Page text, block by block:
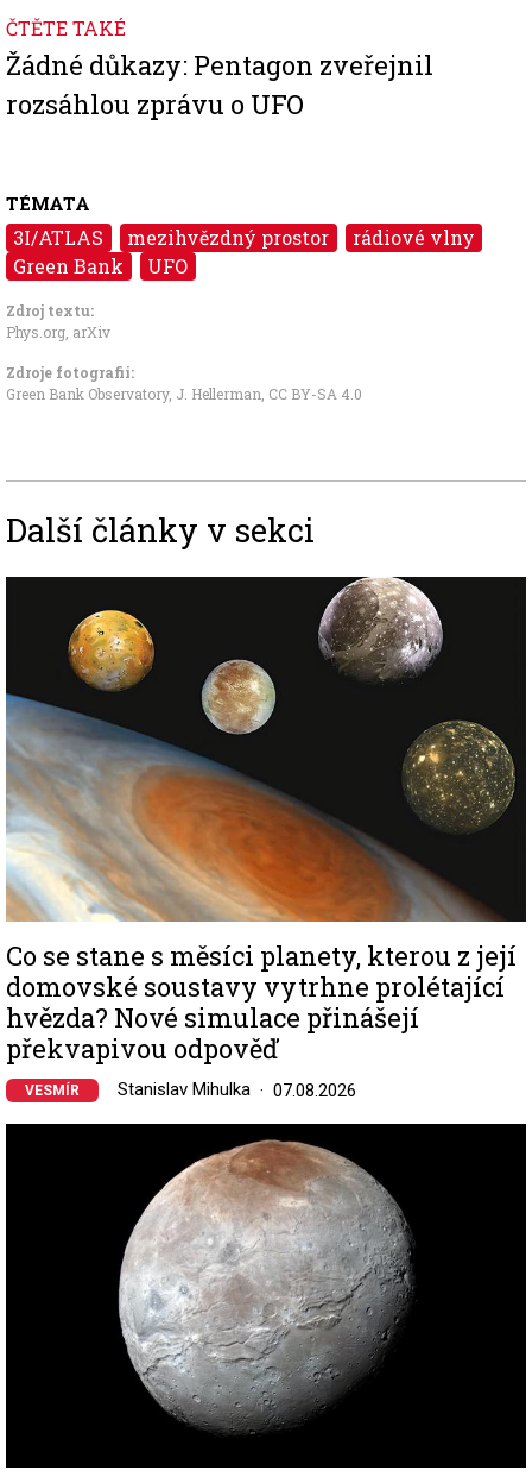
ČTĚTE TAKÉ
Žádné důkazy: Pentagon zveřejnil
rozsáhlou zprávu o UFO
TÉMATA
3I/ATLAS mezihvězdný prostor
rádiové vlny
Green Bank
UFO
Zdroj textu:
Phys.org arXiv
Zdroje fotografii:
Green Bank Observatory, J. Hellerman CC BY-SA 4.0
Další články v sekci
Co se stane s měsíci planety, kterou z její
domovské soustavy vytrhne prolétající
hvězda? Nové simulace přinášejí
překvapivou odpověď
VESMÍR Stanislav Mihulka 07.08.2026